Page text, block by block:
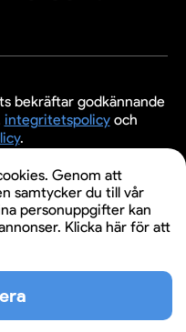
bekräftar godkännande
integritetspolicyoch
.
Genom att
samtycker du till vår
personuppgifter kan
Klicka här för att